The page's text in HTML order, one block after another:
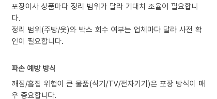
포장이사 상품마다 정리 범위가 달라 기대치 조율이 필요합니
다.
정리 범위(주방/옷)와 박스 회수 여부는 업체마다 달라 사전 확
인이 필요합니다.
파손 예방 방식
깨짐/흠집 위험이 큰 물품(식기/TV/전자기기)은 포장 방식이 매
우 중요합니다.